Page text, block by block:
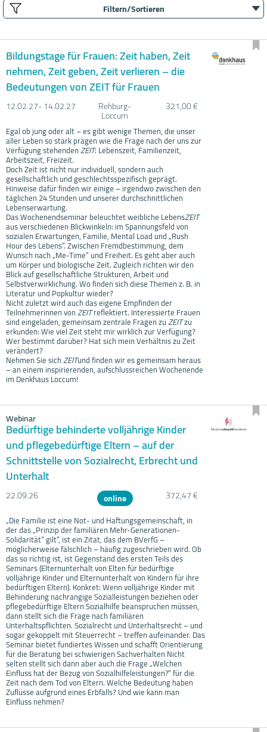
Filtern/Sortieren
Bildungstage für Frauen: Zeit haben, Zeit
nehmen, Zeit geben, Zeit verlieren – die
Bedeutungen von ZEIT für Frauen
12.02.27- 14.02.27 Rehburg-
Loccum
321,00 €
Egal ob jung oder alt – es gibt wenige Themen, die unser
aller Leben so stark prägen wie die Frage nach der uns zur
Verfügung stehendenZEIT: Lebenszeit, Familienzeit,
Arbeitszeit, Freizeit.
Doch Zeit ist nicht nur individuell, sondern auch
gesellschaftlich und geschlechtsspezifisch geprägt.
Hinweise dafür finden wir einige – irgendwo zwischen den
täglichen 24 Stunden und unserer durchschnittlichen
Lebenserwartung.
Das Wochenendseminar beleuchtet weibliche LebensZEIT
aus verschiedenen Blickwinkeln: im Spannungsfeld von
sozialen Erwartungen, Familie, Mental Load und „Rush
Hour des Lebens“. Zwischen Fremdbestimmung, dem
Wunsch nach „Me-Time“ und Freiheit. Es geht aber auch
um Körper und biologische Zeit. Zugleich richten wir den
Blick auf gesellschaftliche Strukturen, Arbeit und
Selbstverwirklichung. Wo finden sich diese Themen z. B. in
Literatur und Popkultur wieder?
Nicht zuletzt wird auch das eigene Empfinden der
Teilnehmerinnen vonZEITreflektiert. Interessierte Frauen
sind eingeladen, gemeinsam zentrale Fragen zuZEITzu
erkunden: Wie viel Zeit steht mir wirklich zur Verfügung?
Wer bestimmt darüber? Hat sich mein Verhältnis zu Zeit
verändert?
Nehmen Sie sichZEITund finden wir es gemeinsam heraus
– an einem inspirierenden, aufschlussreichen Wochenende
im Denkhaus Loccum!
Webinar
Bedürftige behinderte volljährige Kinder
und pflegebedürftige Eltern – auf der
Schnittstelle von Sozialrecht, Erbrecht und
Unterhalt
22.09.26 online 372,47 €
„Die Familie ist eine Not- und Haftungsgemeinschaft, in
der das „Prinzip der familiären Mehr-Generationen-
Solidarität“ gilt“, ist ein Zitat, das dem BVerfG –
möglicherweise fälschlich – häufig zugeschrieben wird. Ob
das so richtig ist, ist Gegenstand des ersten Teils des
Seminars (Elternunterhalt von Elten für bedürftige
volljährige Kinder und Elternunterhalt von Kindern für ihre
bedürftigen Eltern). Konkret: Wenn volljährige Kinder mit
Behinderung nachrangige Sozialleistungen beziehen oder
pflegebedürftige Eltern Sozialhilfe beanspruchen müssen,
dann stellt sich die Frage nach familiären
Unterhaltspflichten. Sozialrecht und Unterhaltsrecht – und
sogar gekoppelt mit Steuerrecht – treffen aufeinander. Das
Seminar bietet fundiertes Wissen und schafft Orientierung
für die Beratung bei schwierigen Sachverhalten Nicht
selten stellt sich dann aber auch die Frage „Welchen
Einfluss hat der Bezug von Sozialhilfeleistungen?“ für die
Zeit nach dem Tod von Eltern. Welche Bedeutung haben
Zuflüsse aufgrund eines Erbfalls? Und wie kann man
Einfluss nehmen?